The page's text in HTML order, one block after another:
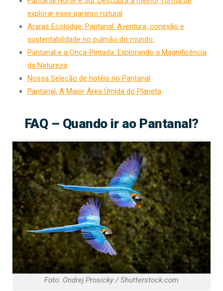
explorar esse paraíso natural
Araras Ecolodge; Pantanal: Aventura, conexão e
sustentabilidade no pulmão do mundo.
Pantanal e a Onça-Pintada: Explorando a Magnificência
da Natureza
Nossa Seleção de hotéis no Pantanal
Pantanal, A Maior Área Úmida do Planeta
FAQ – Quando ir ao Pantanal?
Foto: Ondrej Prosicky / Shutterstock.com